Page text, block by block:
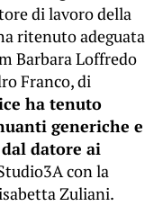
di lavoro della
ritenuto adeguata
Barbara Loffredo
Franco, di
ha tenuto
generiche e
datore ai
con la
Zuliani.